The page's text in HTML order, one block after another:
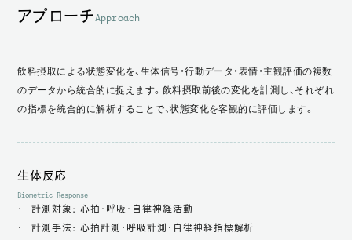
アプローチApproach
飲料摂取による状態変化を、生体信号・行動データ・表情・主観評価の複数
のデータから統合的に捉えます。飲料摂取前後の変化を計測し、それぞれ
の指標を統合的に解析することで、状態変化を客観的に評価します。
生体反応
Biometric Response
計測対象: 心拍・呼吸・自律神経活動
計測手法: 心拍計測・呼吸計測・自律神経指標解析